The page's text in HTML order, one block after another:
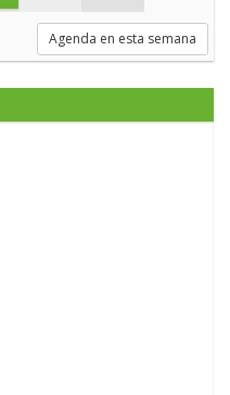
Agenda en esta semana